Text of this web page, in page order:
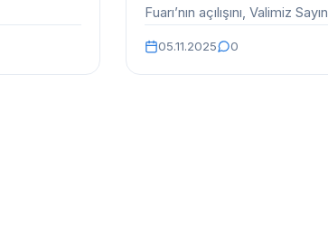
Eğitim
Fuarı’nın açılışını, Valimiz Sayın
Adana TÜYAP Fuar…
05.11.2025 0